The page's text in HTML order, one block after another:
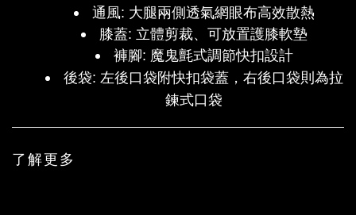
通風: 大腿兩側透氣網眼布高效散熱
膝蓋: 立體剪裁、可放置護膝軟墊
褲腳: 魔鬼氈式調節快扣設計
後袋: 左後口袋附快扣袋蓋，右後口袋則為拉
鍊式口袋
了解更多